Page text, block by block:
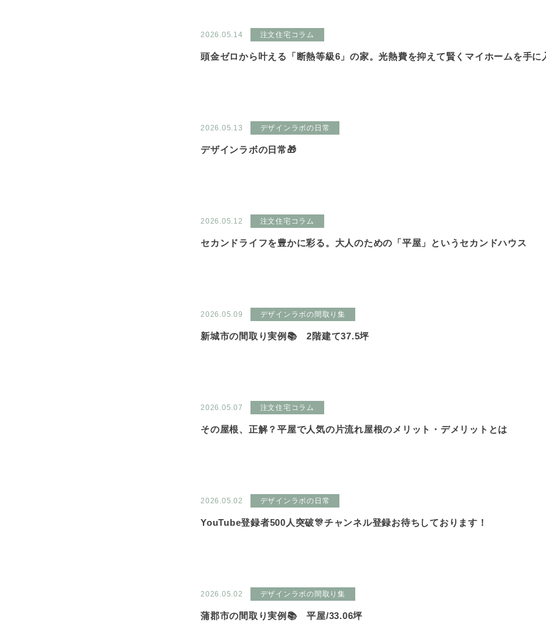
2026.05.14 注文住宅コラム
頭金ゼロから叶える「断熱等級6」の家。光熱費を抑えて賢くマイホームを手に
2026.05.13 デザインラボの日常
デザインラボの日常🎁
2026.05.12 注文住宅コラム
セカンドライフを豊かに彩る。大人のための「平屋」というセカンドハウス
2026.05.09 デザインラボの間取り集
新城市の間取り実例📚 2階建て37.5坪
2026.05.07 注文住宅コラム
その屋根、正解？平屋で人気の片流れ屋根のメリット・デメリットとは
2026.05.02 デザインラボの日常
YouTube登録者500人突破🎊チャンネル登録お待ちしております！
2026.05.02 デザインラボの間取り集
蒲郡市の間取り実例📚 平屋/33.06坪